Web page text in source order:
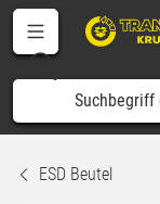
ESD Beutel